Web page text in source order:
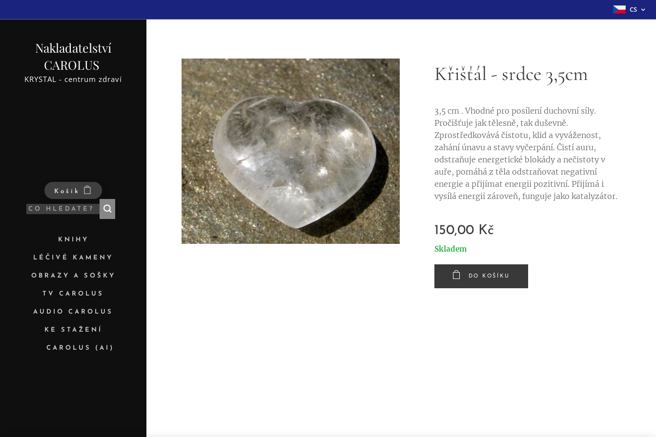
CS
Nakladatelství
CAROLUS
KRYSTAL - centrum zdraví
Košík
KNIHY
LÉČIVÉ KAMENY
OBRAZY A SOŠKY
TV CAROLUS
AUDIO CAROLUS
KE STAŽENÍ
✨ CAROLUS (AI)
Křišťál - srdce 3,5cm
3,5 cm . Vhodné pro posílení duchovní síly.
Pročišťuje jak tělesně, tak duševně.
Zprostředkovává čistotu, klid a vyváženost,
zahání únavu a stavy vyčerpání. Čistí auru,
odstraňuje energetické blokády a nečistoty v
auře, pomáhá z těla odstraňovat negativní
energie a přijímat energii pozitivní. Přijímá i
vysílá energii zároveň, funguje jako katalyzátor.
150,00 Kč
Skladem
DO KOŠÍKU